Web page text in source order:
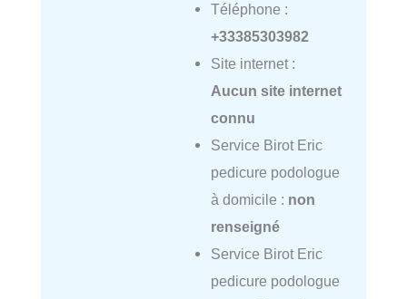
Téléphone :
+33385303982
Site internet :
Aucun site internet
connu
Service Birot Eric
pedicure podologue
à domicile : non
renseigné
Service Birot Eric
pedicure podologue